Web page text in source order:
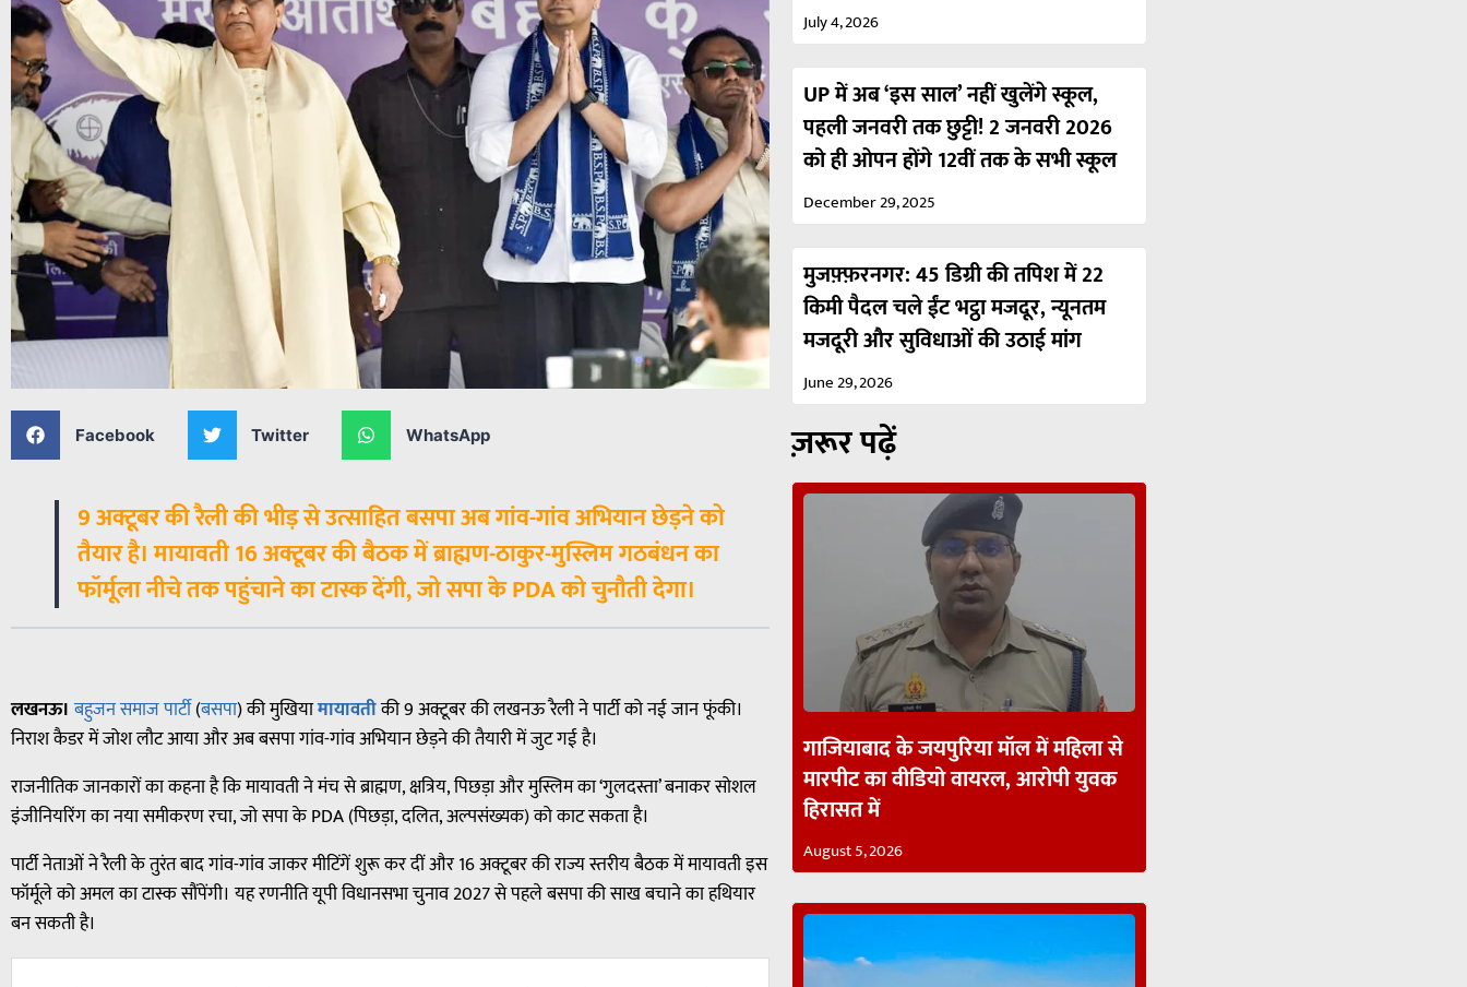
Facebook Twitter WhatsApp
9 अक्टूबर की रैली की भीड़ से उत्साहित बसपा अब गांव-गांव अभियान छेड़ने को
तैयार है। मायावती 16 अक्टूबर की बैठक में ब्राह्मण-ठाकुर-मुस्लिम गठबंधन का
फॉर्मूला नीचे तक पहुंचाने का टास्क देंगी, जो सपा के PDA को चुनौती देगा।
लखनऊ। बहुजन समाज पार्टी(बसपा) की मुखियामायावतीकी 9 अक्टूबर की लखनऊ रैली ने पार्टी को नई जान फूंकी।
निराश कैडर में जोश लौट आया और अब बसपा गांव-गांव अभियान छेड़ने की तैयारी में जुट गई है।
राजनीतिक जानकारों का कहना है कि मायावती ने मंच से ब्राह्मण, क्षत्रिय, पिछड़ा और मुस्लिम का ‘गुलदस्ता’ बनाकर सोशल
इंजीनियरिंग का नया समीकरण रचा, जो सपा के PDA (पिछड़ा, दलित, अल्पसंख्यक) को काट सकता है।
पार्टी नेताओं ने रैली के तुरंत बाद गांव-गांव जाकर मीटिंगें शुरू कर दीं और 16 अक्टूबर की राज्य स्तरीय बैठक में मायावती इस
फॉर्मूले को अमल का टास्क सौंपेंगी। यह रणनीति यूपी विधानसभा चुनाव 2027 से पहले बसपा की साख बचाने का हथियार
बन सकती है।
July 4, 2026
UP में अब ‘इस साल’ नहीं खुलेंगे स्कूल,
पहली जनवरी तक छुट्टी! 2 जनवरी 2026
को ही ओपन होंगे 12वीं तक के सभी स्कूल
December 29, 2025
मुजफ़्फ़रनगर: 45 डिग्री की तपिश में 22
किमी पैदल चले ईंट भट्ठा मजदूर, न्यूनतम
मजदूरी और सुविधाओं की उठाई मांग
June 29, 2026
ज़रूर पढ़ें
गाजियाबाद के जयपुरिया मॉल में महिला से
मारपीट का वीडियो वायरल, आरोपी युवक
हिरासत में
August 5, 2026